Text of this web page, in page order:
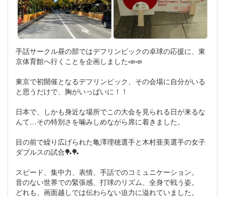
手話サークル昼の部ではデフリンピックの卓球の応援に、東
京体育館へ行くことを企画しました📣📣
東京で初開催となるデフリンピック、その会場に自分がいる
と思うだけで、胸がいっぱいに！！
日本で、しかも身近な場所でこの大会を見られる日が来るな
んて…その特別さを噛みしめながら席に着きました。
目の前で繰り広げられた亀澤理穂選手と木村亜美選手の女子
ダブルスの試合🏓🏓
スピード、集中力、表情、手話でのコミュニケーション。
音のない世界での緊張感、打球のリズム、全身で戦う姿。
どれも、画面越しでは伝わらない迫力に溢れていました。